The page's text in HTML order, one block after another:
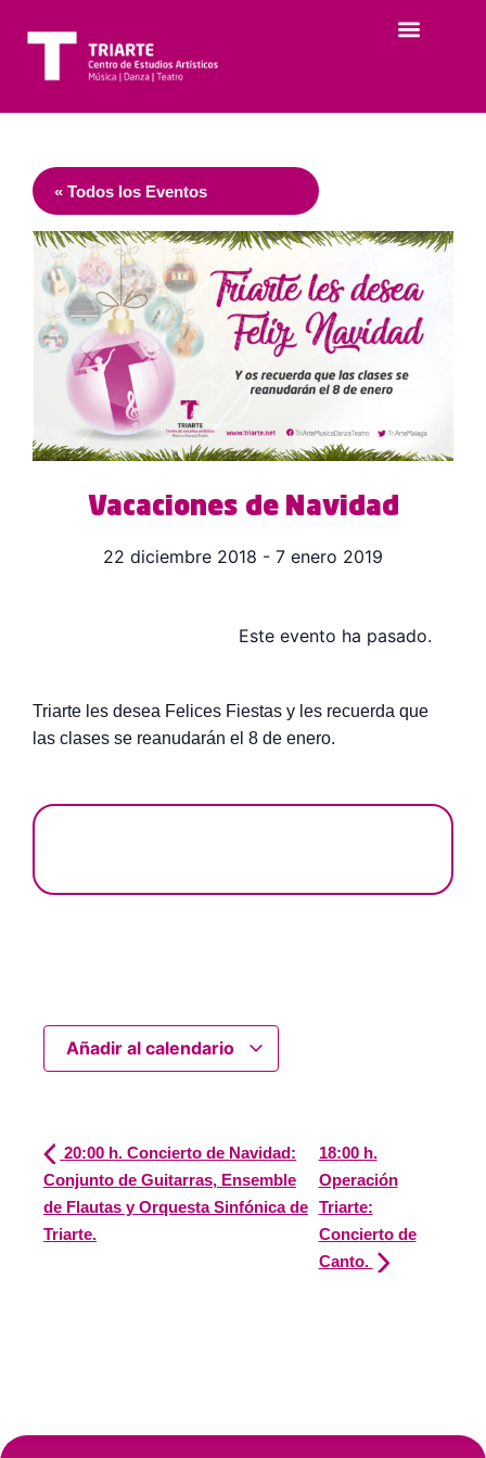
« Todos los Eventos
Vacaciones de Navidad
22 diciembre 2018 - 7 enero 2019
Este evento ha pasado.
Triarte les desea Felices Fiestas y les recuerda que
las clases se reanudarán el 8 de enero.
Añadir al calendario
20:00 h. Concierto de Navidad:
Conjunto de Guitarras, Ensemble
de Flautas y Orquesta Sinfónica de
Triarte.
18:00 h.
Operación
Triarte:
Concierto de
Canto.